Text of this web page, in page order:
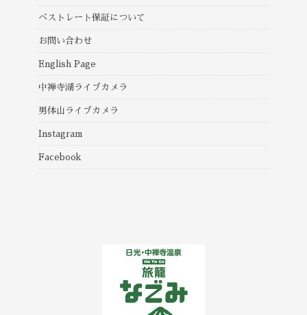
ベストレート保証について
お問い合わせ
English Page
中禅寺湖ライブカメラ
男体山ライブカメラ
Instagram
Facebook